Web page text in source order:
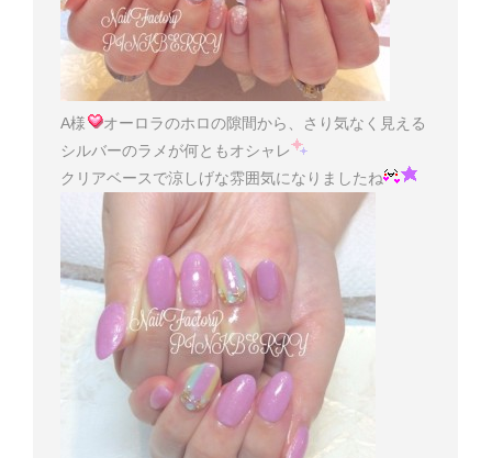
A様
オーロラのホロの隙間から、さり気なく見える
シルバーのラメが何ともオシャレ
クリアベースで涼しげな雰囲気になりましたね